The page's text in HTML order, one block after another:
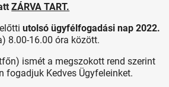
ZÁRVA TART.
utolsó ügyfélfogadási nap 2022.
8.00-16.00 óra között.
ismét a megszokott rend szerint
fogadjuk Kedves Ügyfeleinket.